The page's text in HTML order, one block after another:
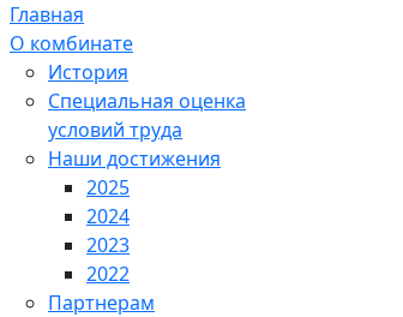
Главная
О комбинате
История
Специальная оценка
условий труда
Наши достижения
2025
2024
2023
2022
Партнерам